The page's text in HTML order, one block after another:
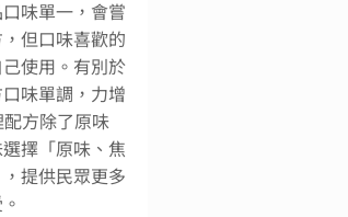
味單一，會嘗
但口味喜歡的
使用。有別於
味單調，力增
方除了原味
擇「原味、焦
提供民眾更多